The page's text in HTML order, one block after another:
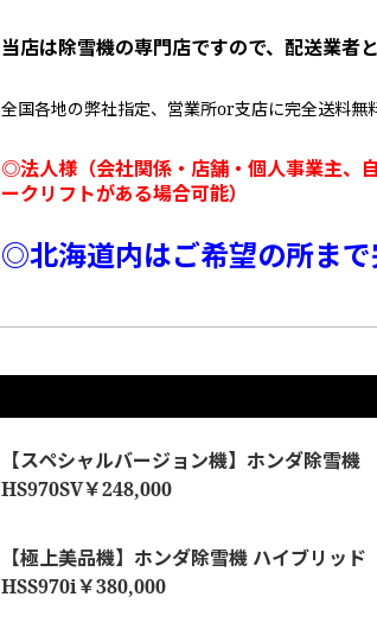
当店は除雪機の専門店ですので、配送業者
全国各地の弊社指定、営業所or支店に完全送料無
◎法人様（会社関係・店舗・個人事業主、
ークリフトがある場合可能）
◎北海道内はご希望の所まで
【スペシャルバージョン機】ホンダ除雪機
HS970SV￥248,000
【極上美品機】ホンダ除雪機 ハイブリッド
HSS970i￥380,000